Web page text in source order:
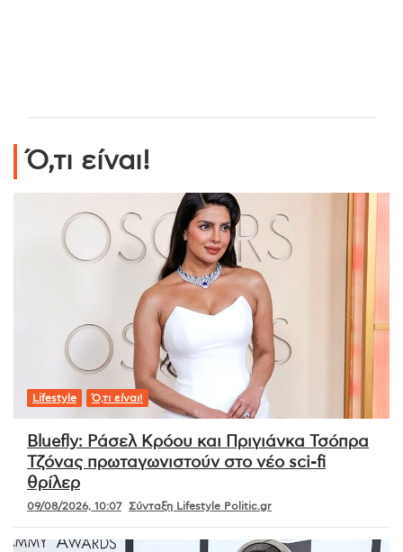
Ό,τι είναι!
Lifestyle Ό,τι είναι!
Bluefly: Ράσελ Κρόου και Πριγιάνκα Τσόπρα
Τζόνας πρωταγωνιστούν στο νέο sci-fi
θρίλερ
09/08/2026, 10:07 Σύνταξη Lifestyle Politic.gr